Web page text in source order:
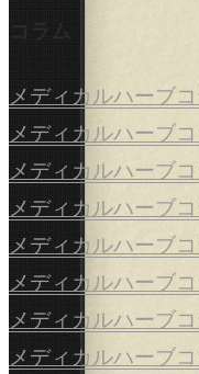
メディカルハーブ
メディカルハーブ
メディカルハーブ
メディカルハーブ
メディカルハーブ
メディカルハーブ
メディカルハーブ
メディカルハーブ